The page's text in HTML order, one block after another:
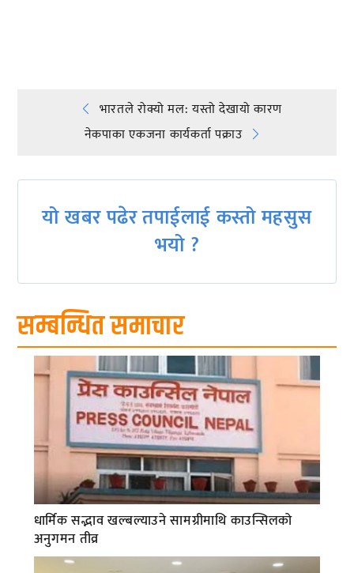
Post
navigation
भारतले रोक्यो मल: यस्तो देखायो कारण
नेकपाका एकजना कार्यकर्ता पक्राउ
यो खबर पढेर तपाईलाई कस्तो महसुस
भयो ?
सम्बन्धित समाचार
धार्मिक सद्भाव खल्बल्याउने सामग्रीमाथि काउन्सिलको
अनुगमन तीव्र